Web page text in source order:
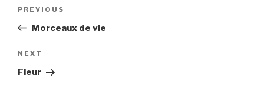
Previous
Post
PREVIOUS
Morceaux de vie
Next
Post
NEXT
Fleur